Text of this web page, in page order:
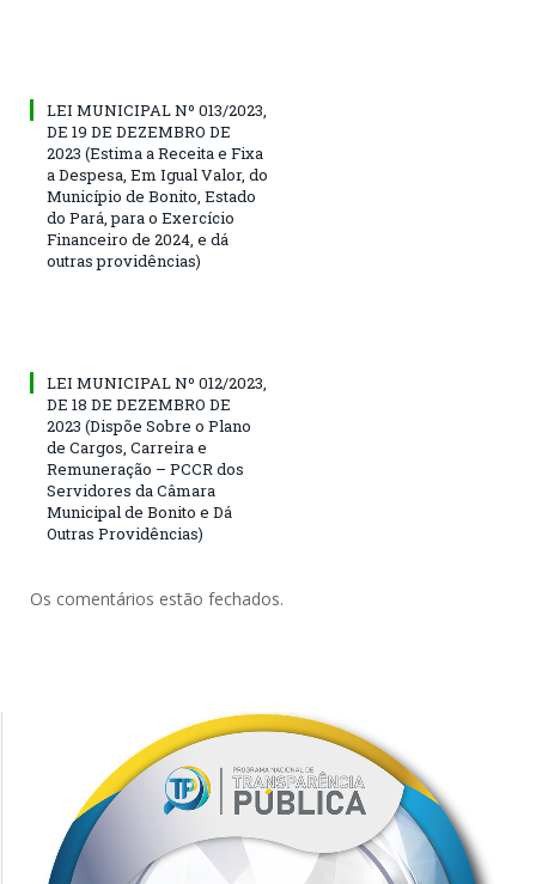
LEI MUNICIPAL Nº 013/2023,
DE 19 DE DEZEMBRO DE
2023 (Estima a Receita e Fixa
a Despesa, Em Igual Valor, do
Município de Bonito, Estado
do Pará, para o Exercício
Financeiro de 2024, e dá
outras providências)
LEI MUNICIPAL Nº 012/2023,
DE 18 DE DEZEMBRO DE
2023 (Dispõe Sobre o Plano
de Cargos, Carreira e
Remuneração – PCCR dos
Servidores da Câmara
Municipal de Bonito e Dá
Outras Providências)
Os comentários estão fechados.